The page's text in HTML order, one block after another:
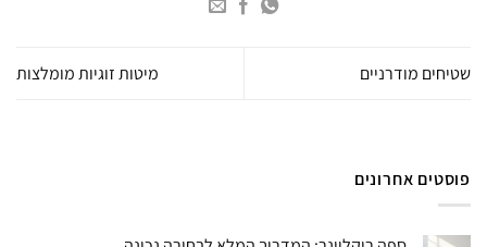
שטיחים מודרניים מיטות זוגיות מומלצות
פוסטים אחרונים